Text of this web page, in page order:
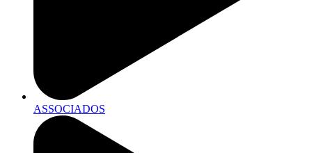
ASSOCIADOS